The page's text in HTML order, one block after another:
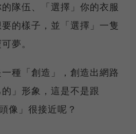
隊伍、「選擇」你的衣服
的樣子，並「選擇」一隻
夢。
種「創造」，創造出網路
」形象，這是不是跟
像」很接近呢？